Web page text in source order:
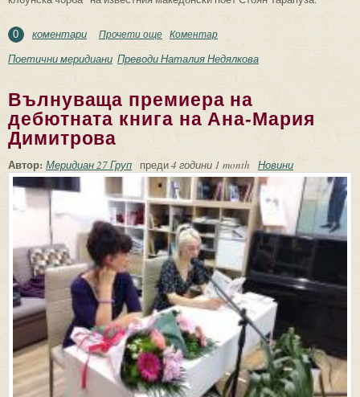
0 коментари Прочети още about “Как се вари клоунска чорба” събра
Коментар
Поетични меридиани Преводи Наталия Недялкова
Вълнуваща премиера на
дебютната книга на Ана-Мария
Димитрова
Автор: Меридиан 27 Груп преди4 години 1 month Новини